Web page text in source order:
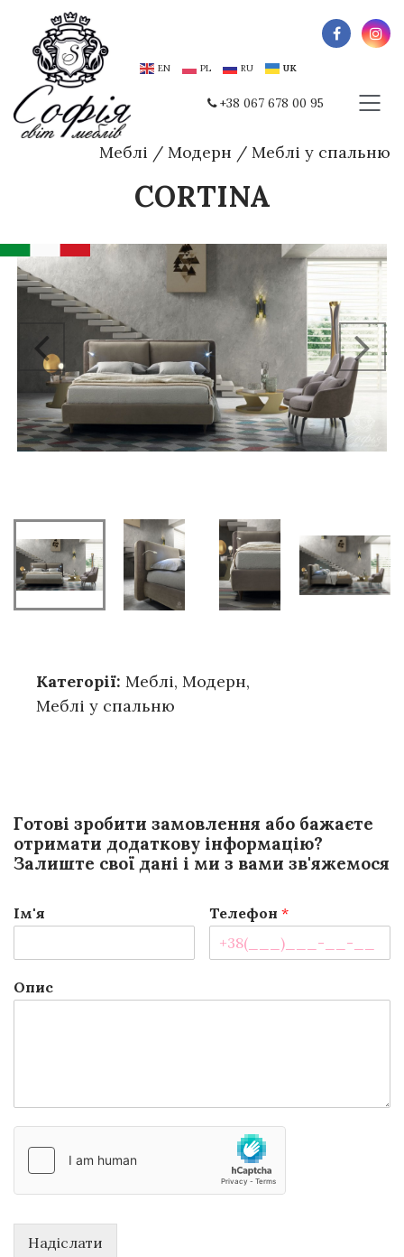
EN PL RU UK
+38 067 678 00 95
Меблі / Модерн / Меблі у спальню
CORTINA
Категорії: Меблі, Модерн,
Меблі у спальню
Готові зробити замовлення або бажаєте
отримати додаткову інформацію?
Залиште свої дані і ми з вами зв'яжемося
Ім'я Телефон*
Опис
Надіслати